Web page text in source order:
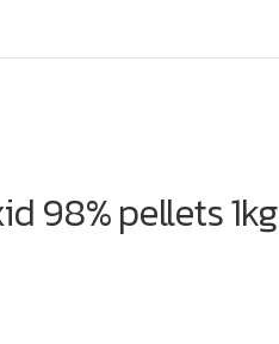
98% pellets 1kg